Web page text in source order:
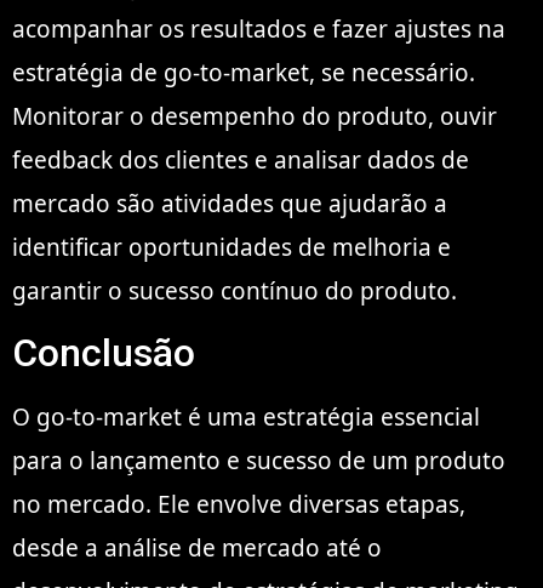
acompanhar os resultados e fazer ajustes na
estratégia de go-to-market, se necessário.
Monitorar o desempenho do produto, ouvir
feedback dos clientes e analisar dados de
mercado são atividades que ajudarão a
identificar oportunidades de melhoria e
garantir o sucesso contínuo do produto.
Conclusão
O go-to-market é uma estratégia essencial
para o lançamento e sucesso de um produto
no mercado. Ele envolve diversas etapas,
desde a análise de mercado até o